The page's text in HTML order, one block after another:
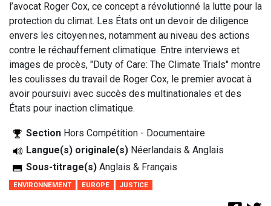
l’avocat Roger Cox, ce concept a révolutionné la lutte pour la
protection du climat. Les États ont un devoir de diligence
envers les citoyen·nes, notamment au niveau des actions
contre le réchauffement climatique. Entre interviews et
images de procès, "Duty of Care: The Climate Trials" montre
les coulisses du travail de Roger Cox, le premier avocat à
avoir poursuivi avec succès des multinationales et des
États pour inaction climatique.
Section Hors Compétition - Documentaire
Langue(s) originale(s) Néerlandais & Anglais
Sous-titrage(s) Anglais & Français
ENVIRONNEMENT EUROPE JUSTICE